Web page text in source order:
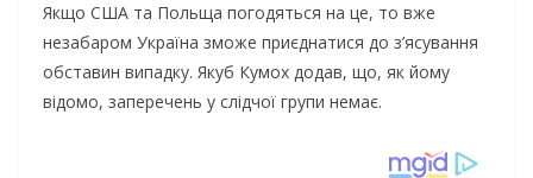
Якщо США та Польща погодяться на це, то вже
незабаром Україна зможе приєднатися до з’ясування
обставин випадку. Якуб Кумох додав, що, як йому
відомо, заперечень у слідчої групи немає.